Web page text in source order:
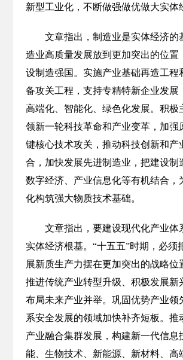
新型工业化，不断做强做优做大实体
文章指出，制造业是实体经济的
造业高质量发展放到更加突出的位置
设制造强国。实施产业基础再造工程
备攻关工程，支持专精特新企业发展
高端化、智能化、绿色化发展。积极
领新一轮科技革命和产业变革，加强
键核心技术攻关，推动科技创新和产
合，加快发展先进制造业，把建设制
数字经济、产业信息化等有机结合，
化构筑强大物质技术基础。
文章指出，要建设现代化产业体
实体经济根基。“十五五”时期，必须
展新质生产力摆在更加突出的战略位
推进传统产业转型升级、积极发展新
布局未来产业并举。巩固优势产业领
系安全发展的领域加快补齐短板。推
产业融合集群发展，构建新一代信息
能、生物技术、新能源、新材料、高